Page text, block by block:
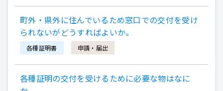
町外・県外に住んでいるため窓口での交付を受け
られないがどうすればよいか。
各種証明書 申請・届出
各種証明の交付を受けるために必要な物はなに